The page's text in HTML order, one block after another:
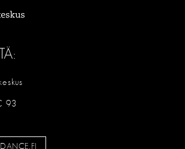
93